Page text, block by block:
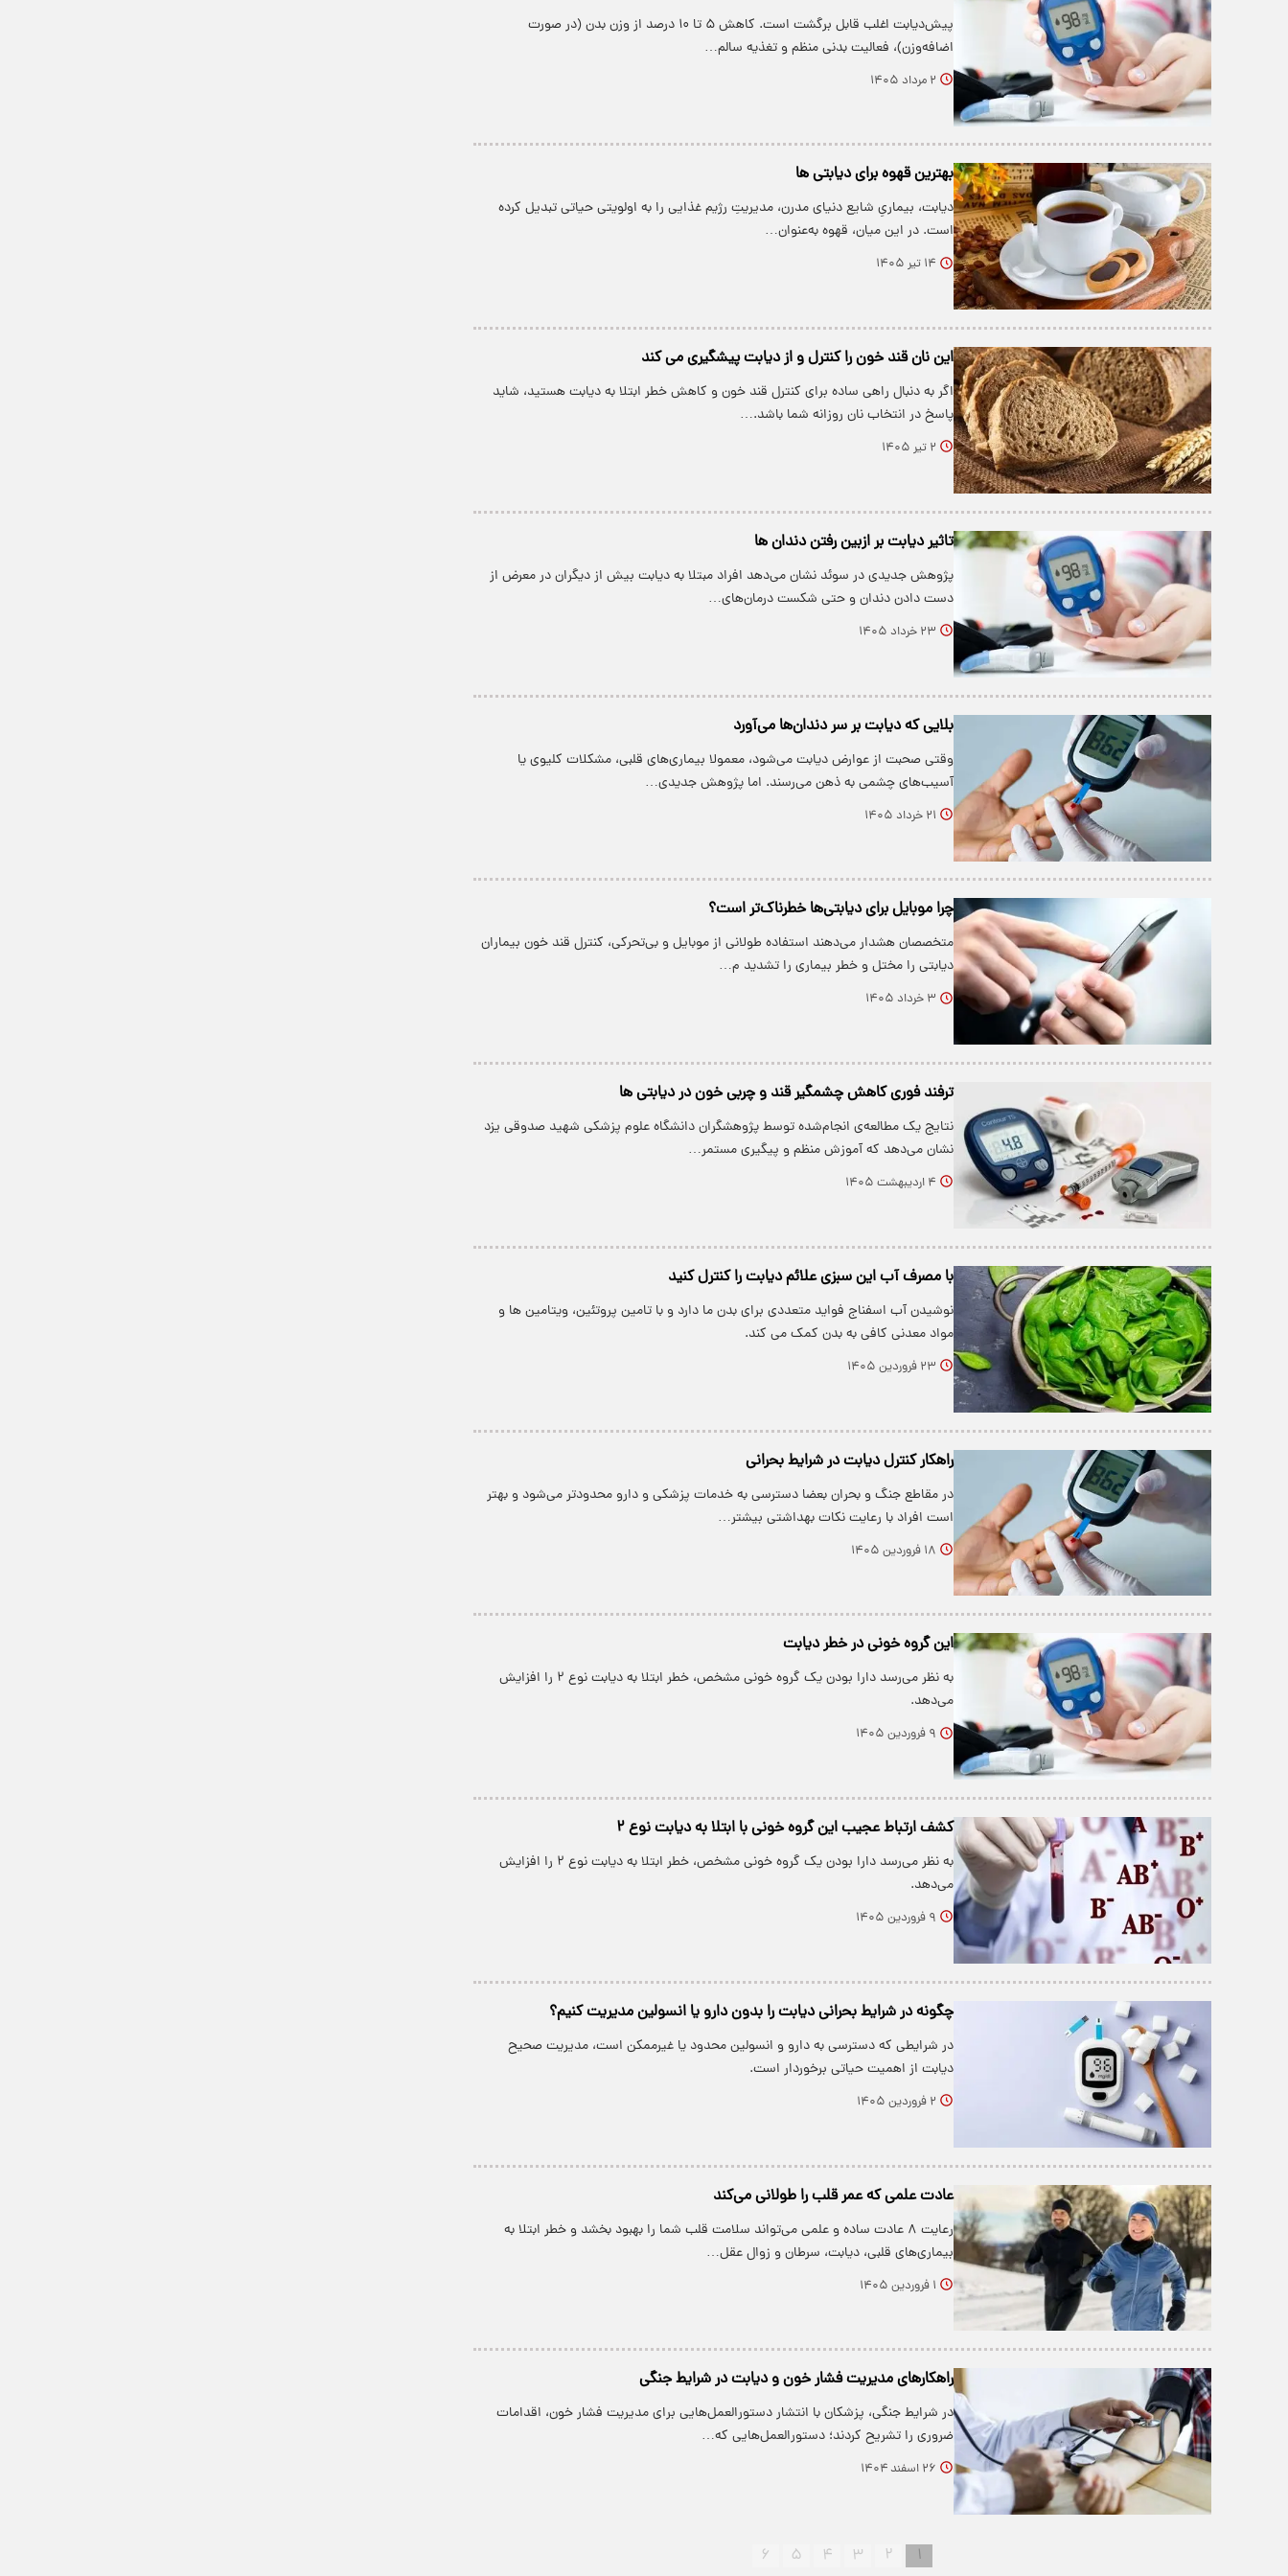
پیش‌دیابت اغلب قابل برگشت است. کاهش ۵ تا ۱۰ درصد از وزن بدن (در صورت
اضافه‌وزن)، فعالیت بدنی منظم و تغذیه سالم…
۲ مرداد ۱۴۰۵
بهترین قهوه برای دیابتی ها
دیابت، بیماریِ شایع دنیای مدرن، مدیریتِ رژیم غذایی را به اولویتی حیاتی تبدیل کرده
است. در این میان، قهوه به‌عنوان…
۱۴ تیر ۱۴۰۵
این نان قند خون را کنترل و از دیابت پیشگیری می کند
اگر به دنبال راهی ساده برای کنترل قند خون و کاهش خطر ابتلا به دیابت هستید، شاید
پاسخ در انتخاب نان روزانه شما باشد.…
۲ تیر ۱۴۰۵
تاثیر دیابت بر ازبین رفتن دندان ها
پژوهش جدیدی در سوئد نشان می‌دهد افراد مبتلا به دیابت بیش از دیگران در معرض از
دست دادن دندان و حتی شکست درمان‌های…
۲۳ خرداد ۱۴۰۵
بلایی که دیابت بر سر دندان‌ها می‌آورد
وقتی صحبت از عوارض دیابت می‌شود، معمولا بیماری‌های قلبی، مشکلات کلیوی یا
آسیب‌های چشمی به ذهن می‌رسند. اما پژوهش جدیدی…
۲۱ خرداد ۱۴۰۵
چرا موبایل برای دیابتی‌ها خطرناک‌تر است؟
متخصصان هشدار می‌دهند استفاده طولانی از موبایل و بی‌تحرکی، کنترل قند خون بیماران
دیابتی را مختل و خطر بیماری را تشدید م…
۳ خرداد ۱۴۰۵
ترفند فوری کاهش چشمگیر قند و چربی خون در دیابتی ها
نتایج یک مطالعه‌ی انجام‌شده توسط پژوهشگران دانشگاه علوم پزشکی شهید صدوقی یزد
نشان می‌دهد که آموزش منظم و پیگیری مستمر…
۴ اردیبهشت ۱۴۰۵
با مصرف آب این سبزی علائم دیابت را کنترل کنید
نوشیدن آب اسفناج فواید متعددی برای بدن ما دارد و با تامین پروتئین، ویتامین ها و
مواد معدنی کافی به بدن کمک می کند.
۲۳ فروردین ۱۴۰۵
راهکار کنترل دیابت در شرایط بحرانی
در مقاطع جنگ و بحران بعضا دسترسی به خدمات پزشکی و دارو محدودتر می‌شود و بهتر
است افراد با رعایت نکات بهداشتی بیشتر…
۱۸ فروردین ۱۴۰۵
این گروه خونی در خطر دیابت
به نظر می‌رسد دارا بودن یک گروه خونی مشخص، خطر ابتلا به دیابت نوع ۲ را افزایش
می‌دهد.
۹ فروردین ۱۴۰۵
کشف ارتباط عجیب این گروه خونی با ابتلا به دیابت نوع ۲
به نظر می‌رسد دارا بودن یک گروه خونی مشخص، خطر ابتلا به دیابت نوع ۲ را افزایش
می‌دهد.
۹ فروردین ۱۴۰۵
چگونه در شرایط بحرانی دیابت را بدون دارو یا انسولین مدیریت کنیم؟
در شرایطی که دسترسی به دارو و انسولین محدود یا غیرممکن است، مدیریت صحیح
دیابت از اهمیت حیاتی برخوردار است.
۲ فروردین ۱۴۰۵
عادت علمی که عمر قلب را طولانی می‌کند
رعایت ۸ عادت ساده و علمی می‌تواند سلامت قلب شما را بهبود بخشد و خطر ابتلا به
بیماری‌های قلبی، دیابت، سرطان و زوال عقل…
۱ فروردین ۱۴۰۵
راهکار‌های مدیریت فشار خون و دیابت در شرایط جنگی
در شرایط جنگی، پزشکان با انتشار دستورالعمل‌هایی برای مدیریت فشار خون، اقدامات
ضروری را تشریح کردند؛ دستورالعمل‌هایی که…
۲۶ اسفند ۱۴۰۴
۱ ۲ ۳ ۴ ۵ ۶